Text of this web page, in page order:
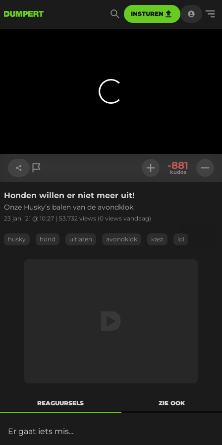
INSTUREN
Link kopiëren
-881
kudos
Honden willen er niet meer uit!
Onze Husky’s balen van de avondklok.
23 jan. '21 @ 10:27 | 53.732 views (0 views vandaag)
husky hond uitlaten avondklok kast lol
REAGUURSELS ZIE OOK
Er gaat iets mis...